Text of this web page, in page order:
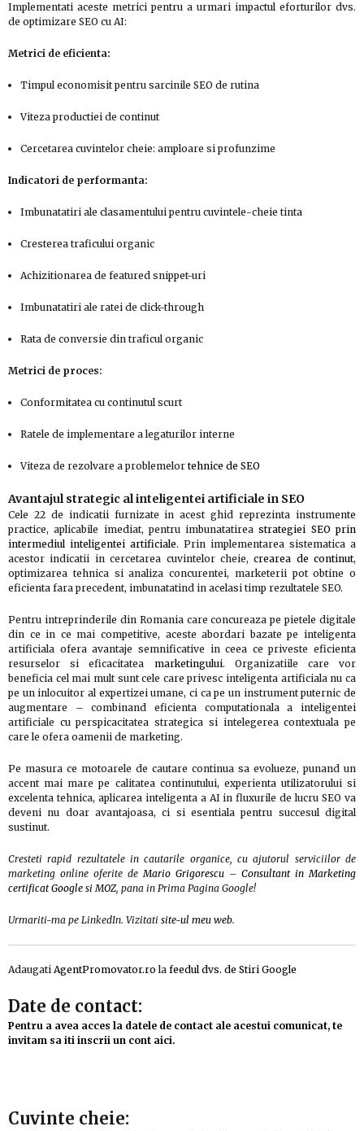
Implementati aceste metrici pentru a urmari impactul eforturilor dvs.
de optimizare SEO cu AI:
Metrici de eficienta:
Timpul economisit pentru sarcinile SEO de rutina
Viteza productiei de continut
Cercetarea cuvintelor cheie: amploare si profunzime
Indicatori de performanta:
Imbunatatiri ale clasamentului pentru cuvintele-cheie tinta
Cresterea traficului organic
Achizitionarea de featured snippet-uri
Imbunatatiri ale ratei de click-through
Rata de conversie din traficul organic
Metrici de proces:
Conformitatea cu continutul scurt
Ratele de implementare a legaturilor interne
Viteza de rezolvare a problemelor tehnice de SEO
Avantajul strategic al inteligentei artificiale in SEO
Cele 22 de indicatii furnizate in acest ghid reprezinta instrumente
practice, aplicabile imediat, pentru imbunatatireastrategiei SEO prin
intermediul inteligentei artificiale. Prin implementarea sistematica a
acestor indicatii in cercetarea cuvintelor cheie,crearea de continut,
optimizarea tehnica si analiza concurentei, marketerii pot obtine o
eficienta fara precedent, imbunatatind in acelasi timp rezultatele SEO.
Pentru intreprinderile din Romania care concureaza pe pietele digitale
din ce in ce mai competitive, aceste abordari bazate pe inteligenta
artificiala ofera avantaje semnificative in ceea ce priveste eficienta
resurselor si eficacitatea marketingului. Organizatiile care vor
beneficia cel mai mult sunt cele care privesc inteligenta artificiala nu ca
pe un inlocuitor al expertizei umane, ci ca pe un instrument puternic de
augmentare – combinand eficienta computationala a inteligentei
artificiale cu perspicacitatea strategica si intelegerea contextuala pe
care le ofera oamenii de marketing.
Pe masura ce motoarele de cautare continua sa evolueze, punand un
accent mai mare pe calitatea continutului, experienta utilizatorului si
excelenta tehnica, aplicarea inteligenta a AI in fluxurile de lucru SEO va
deveni nu doar avantajoasa, ci si esentiala pentru succesul digital
sustinut.
Cresteti rapid rezultatele in cautarile organice, cu ajutorul serviciilor de
marketing online oferite deMario Grigorescu – Consultant in Marketing
certificat Google si MOZ, pana in Prima Pagina Google!
Urmariti-ma pe LinkedIn. Vizitati site-ul meu web.
Adaugati AgentPromovator.ro la feedul dvs. de Stiri Google
Date de contact:
Pentru a avea acces la datele de contact ale acestui comunicat, te
invitam sa iti inscrii un cont aici.
Cuvinte cheie: